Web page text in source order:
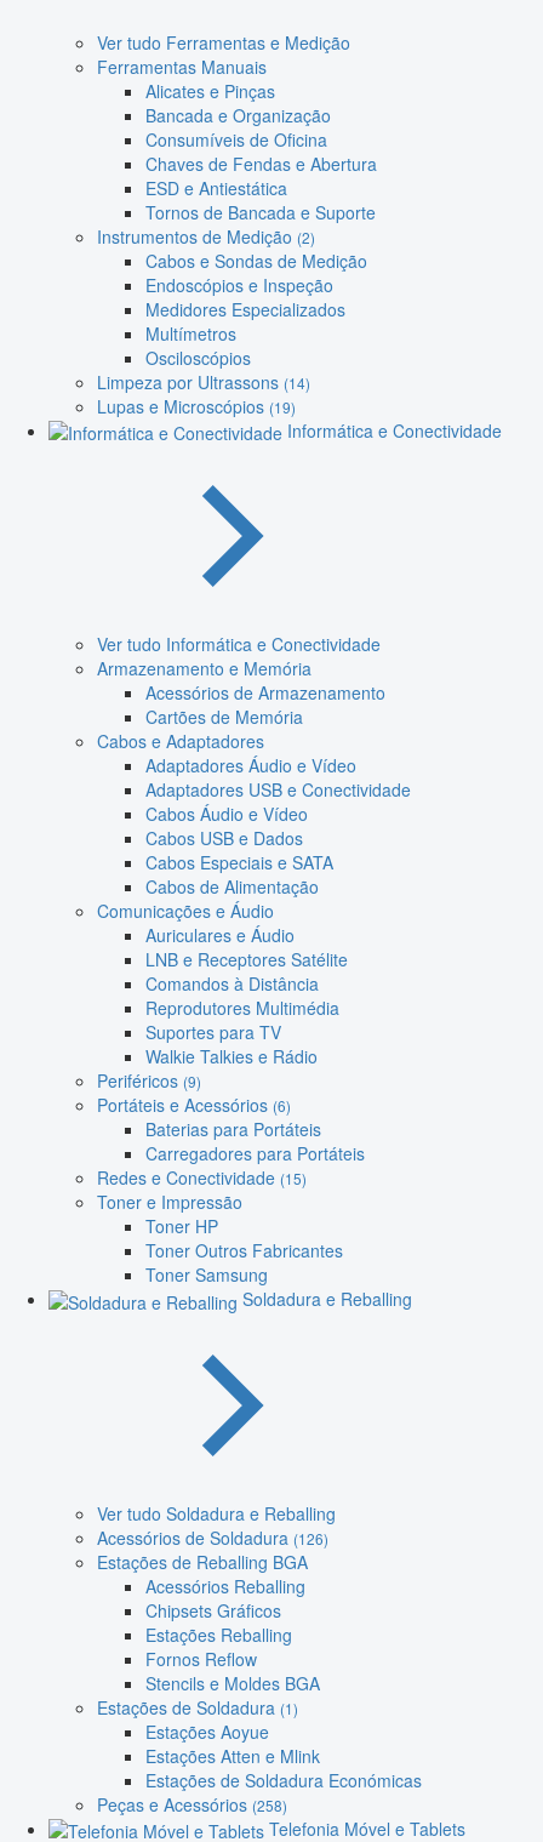
Ver tudo Ferramentas e Medição
Ferramentas Manuais
Alicates e Pinças
Bancada e Organização
Consumíveis de Oficina
Chaves de Fendas e Abertura
ESD e Antiestática
Tornos de Bancada e Suporte
Instrumentos de Medição (2)
Cabos e Sondas de Medição
Endoscópios e Inspeção
Medidores Especializados
Multímetros
Osciloscópios
Limpeza por Ultrassons (14)
Lupas e Microscópios (19)
Informática e Conectividade
Ver tudo Informática e Conectividade
Armazenamento e Memória
Acessórios de Armazenamento
Cartões de Memória
Cabos e Adaptadores
Adaptadores Áudio e Vídeo
Adaptadores USB e Conectividade
Cabos Áudio e Vídeo
Cabos USB e Dados
Cabos Especiais e SATA
Cabos de Alimentação
Comunicações e Áudio
Auriculares e Áudio
LNB e Receptores Satélite
Comandos à Distância
Reprodutores Multimédia
Suportes para TV
Walkie Talkies e Rádio
Periféricos (9)
Portáteis e Acessórios (6)
Baterias para Portáteis
Carregadores para Portáteis
Redes e Conectividade (15)
Toner e Impressão
Toner HP
Toner Outros Fabricantes
Toner Samsung
Soldadura e Reballing
Ver tudo Soldadura e Reballing
Acessórios de Soldadura (126)
Estações de Reballing BGA
Acessórios Reballing
Chipsets Gráficos
Estações Reballing
Fornos Reflow
Stencils e Moldes BGA
Estações de Soldadura (1)
Estações Aoyue
Estações Atten e Mlink
Estações de Soldadura Económicas
Peças e Acessórios (258)
Telefonia Móvel e Tablets